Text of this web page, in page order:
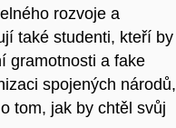
rozvoje a
také studenti, kteří by
gramotnosti a fake
spojených národů,
tom, jak by chtěl svůj